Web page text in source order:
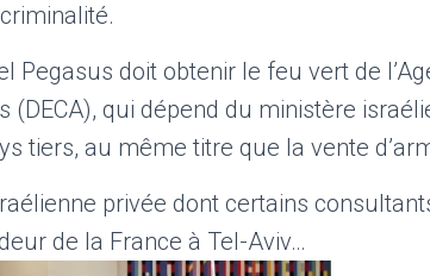
Pegasus doit obtenir le feu vert de
(DECA), qui dépend du ministère
tiers, au même titre que la vente
privée dont certains
de la France à Tel-Aviv…